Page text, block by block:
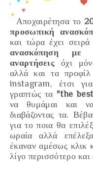
Αποχαιρέτησα το
προσωπική
και τώρα έχει
ανασκόπηση με
αναρτήσεις όχι
αλλά και τα
instagram, έτσι
γραπτώς τα "the
να θυμάμαι και
διαβάζοντας τα.
για το ποια θα
ωραία αλλά
έκαναν αμέσως κλικ
λίγο περισσότερο